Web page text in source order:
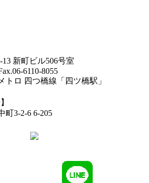
新町ビル506号室
6110-8055
ロ 四つ橋線「四ツ橋駅」
町3-2-6 6-205